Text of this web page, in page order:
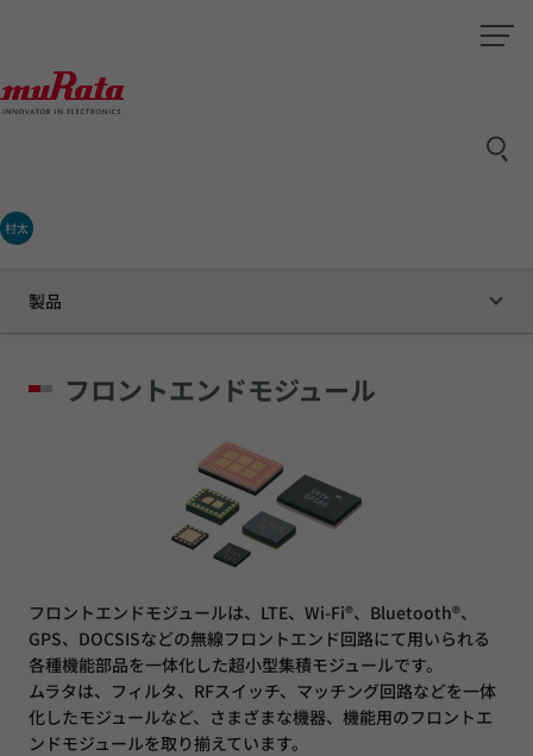
村太
製品
フロントエンドモジュール
フロントエンドモジュールは、LTE、Wi-Fi®、Bluetooth®、
GPS、DOCSISなどの無線フロントエンド回路にて用いられる
各種機能部品を一体化した超小型集積モジュールです。
ムラタは、フィルタ、RFスイッチ、マッチング回路などを一体
化したモジュールなど、さまざまな機器、機能用のフロントエ
ンドモジュールを取り揃えています。